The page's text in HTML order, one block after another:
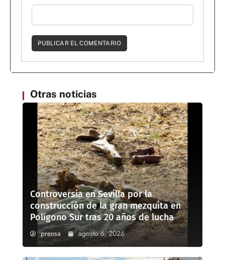
Otras noticias
Controversia en Sevilla por la
construcción de la gran mezquita en
Polígono Sur tras 20 años de lucha
prensa agosto 6, 2026